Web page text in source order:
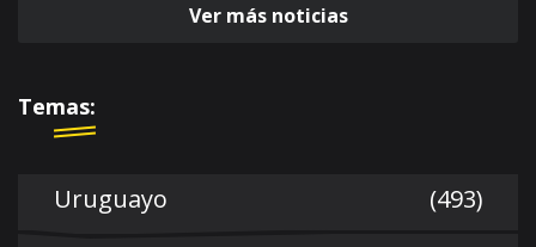
Ver más noticias
Temas:
Uruguayo (493)